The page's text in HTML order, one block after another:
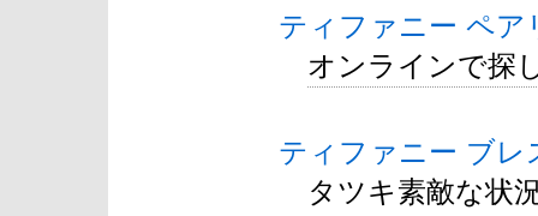
ティファニー ペア
オンラインで探
ティファニー ブレ
タツキ素敵な状